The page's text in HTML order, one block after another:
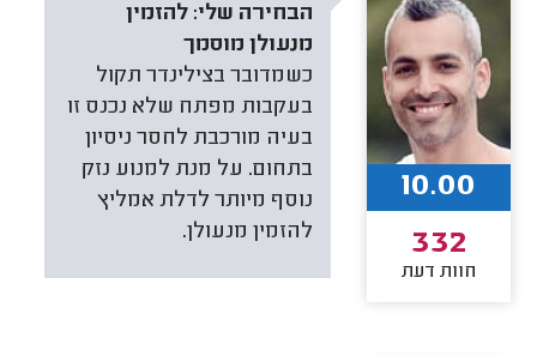
הבחירה שלי: להזמין
מנעולן מוסמך
כשמדובר בצילינדר תקול
בעקבות מפתח שלא נכנס זו
בעיה מורכבת לחסר ניסיון
בתחום. על מנת למנוע נזק
נוסף מיותר לדלת אמליץ
להזמין מנעולן.
10.00
332
חוות דעת